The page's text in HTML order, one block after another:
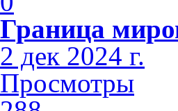
Граница
2 дек 2024 г.
Просмотры